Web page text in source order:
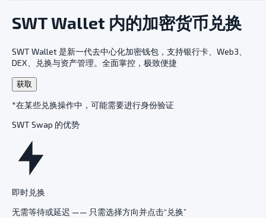
SWT Wallet 内的加密货币兑换
SWT Wallet 是新一代去中心化加密钱包，支持银行卡、Web3、
DEX、兑换与资产管理。全面掌控，极致便捷
获取
*在某些兑换操作中，可能需要进行身份验证
SWT Swap 的优势
即时兑换
无需等待或延迟 —— 只需选择方向并点击“兑换”